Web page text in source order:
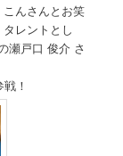
んさんとお笑
レントとし
瀬戸口 俊介 さ
！